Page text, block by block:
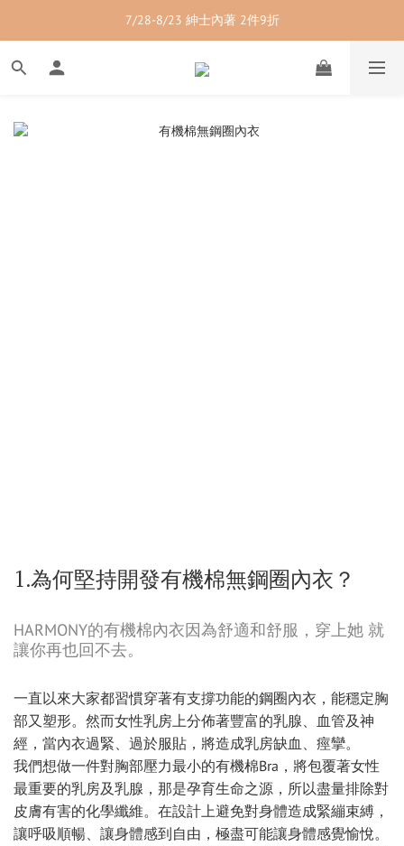
7/28-8/23 紳士內著 2件9折
7/28-8/23 紳士內著 2件9折
7/28-8/23 男裝單品 2件9折
7/28-8/23 紳士內著 2件9折
1.為何堅持開發有機棉無鋼圈內衣？
HARMONY的有機棉內衣因為舒適和舒服，穿上她 就
讓你再也回不去。
一直以來大家都習慣穿著有支撐功能的鋼圈內衣，能穩定胸
部又塑形。然而女性乳房上分佈著豐富的乳腺、血管及神
經，當內衣過緊、過於服貼，將造成乳房缺血、痙攣。
我們想做一件對胸部壓力最小的有機棉Bra，將包覆著女性
最重要的乳房及乳腺，那是孕育生命之源，所以盡量排除對
皮膚有害的化學纖維。在設計上避免對身體造成緊繃束縛，
讓呼吸順暢、讓身體感到自由，極盡可能讓身體感覺愉悅。